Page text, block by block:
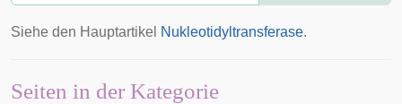
Siehe den Hauptartikel Nukleotidyltransferase.
Seiten in der Kategorie